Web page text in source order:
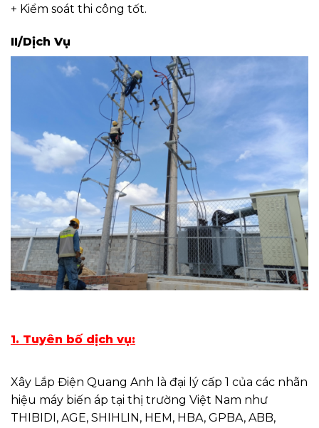
+ Kiểm soát thi công tốt.
II/Dịch Vụ
1. Tuyên bố dịch vụ:
Xây Lắp Điện Quang Anh là đại lý cấp 1 của các nhãn
hiệu máy biến áp tại thị trường Việt Nam như
THIBIDI, AGE, SHIHLIN, HEM, HBA, GPBA, ABB,